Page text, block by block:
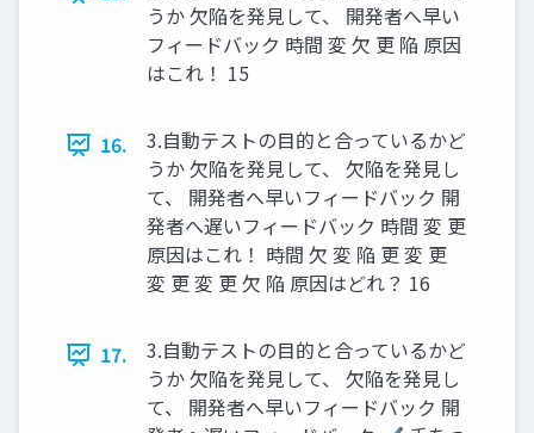
うか 欠陥を発見して、 開発者へ早い
フィードバック 時間 変 欠 更 陥 原因
はこれ！ 15
16.
3.自動テストの目的と合っているかど
うか 欠陥を発見して、 欠陥を発見し
て、 開発者へ早いフィードバック 開
発者へ遅いフィードバック 時間 変 更
原因はこれ！ 時間 欠 変 陥 更 変 更
変 更 変 更 欠 陥 原因はどれ？ 16
17.
3.自動テストの目的と合っているかど
うか 欠陥を発見して、 欠陥を発見し
て、 開発者へ早いフィードバック 開